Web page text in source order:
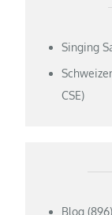
Singing
CSE)
Blog (896)